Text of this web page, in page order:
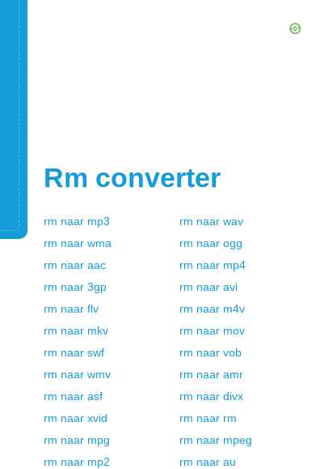
Rm converter
rm naar mp3 rm naar wav
rm naar wma rm naar ogg
rm naar aac rm naar mp4
rm naar 3gp rm naar avi
rm naar flv rm naar m4v
rm naar mkv rm naar mov
rm naar swf rm naar vob
rm naar wmv rm naar amr
rm naar asf rm naar divx
rm naar xvid rm naar rm
rm naar mpg rm naar mpeg
rm naar mp2 rm naar au